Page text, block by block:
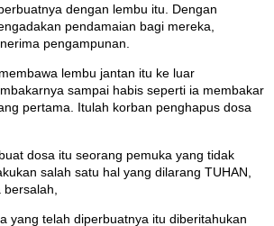
dengan lembu itu. Dengan
pendamaian bagi mereka,
pengampunan.
lembu jantan itu ke luar
sampai habis seperti ia membakar
pertama. Itulah korban penghapus dosa
dosa itu seorang pemuka yang tidak
salah satu hal yang dilarang TUHAN,
yang telah diperbuatnya itu diberitahukan